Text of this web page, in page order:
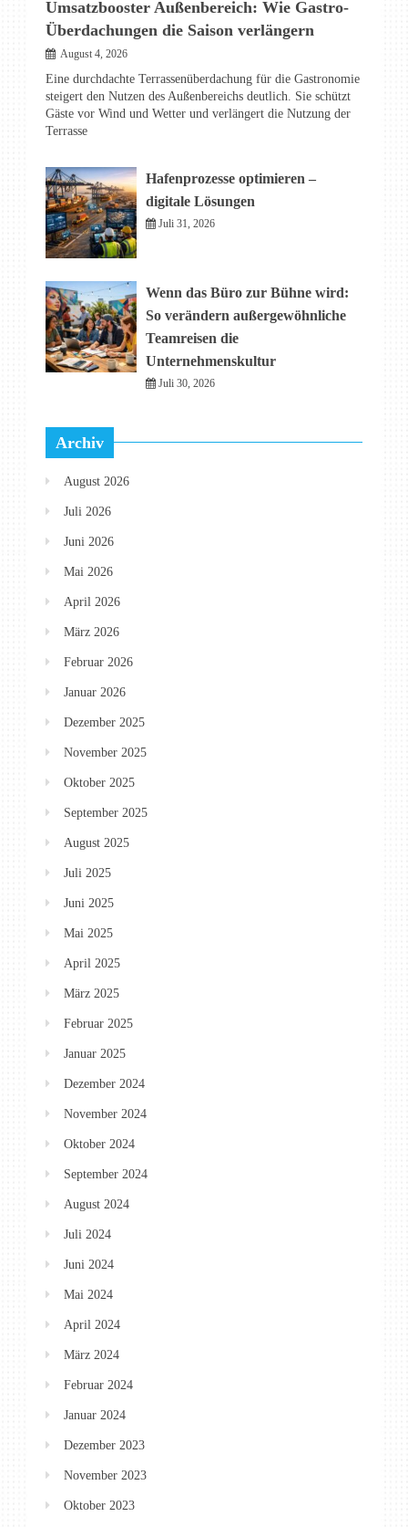
Umsatzbooster Außenbereich: Wie Gastro-
Überdachungen die Saison verlängern
August 4, 2026
Eine durchdachte Terrassenüberdachung für die Gastronomie
steigert den Nutzen des Außenbereichs deutlich. Sie schützt
Gäste vor Wind und Wetter und verlängert die Nutzung der
Terrasse
Hafenprozesse optimieren –
digitale Lösungen
Juli 31, 2026
Wenn das Büro zur Bühne wird:
So verändern außergewöhnliche
Teamreisen die
Unternehmenskultur
Juli 30, 2026
Archiv
August 2026
Juli 2026
Juni 2026
Mai 2026
April 2026
März 2026
Februar 2026
Januar 2026
Dezember 2025
November 2025
Oktober 2025
September 2025
August 2025
Juli 2025
Juni 2025
Mai 2025
April 2025
März 2025
Februar 2025
Januar 2025
Dezember 2024
November 2024
Oktober 2024
September 2024
August 2024
Juli 2024
Juni 2024
Mai 2024
April 2024
März 2024
Februar 2024
Januar 2024
Dezember 2023
November 2023
Oktober 2023